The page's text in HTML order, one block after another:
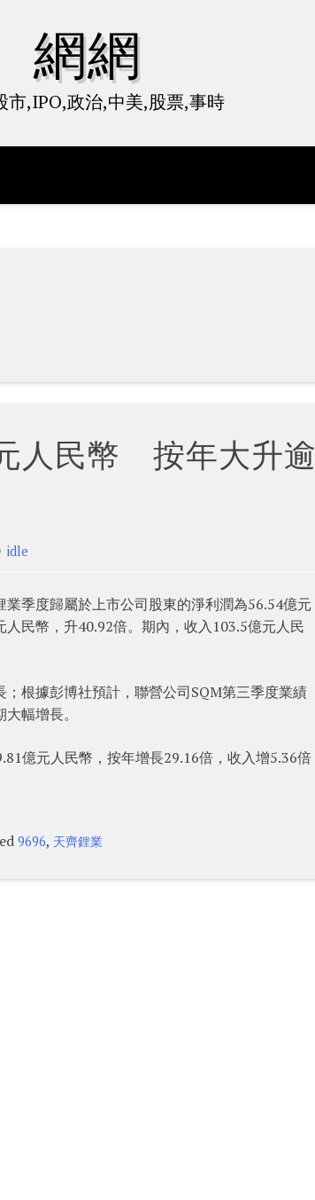
網網
市,IPO,政治,中美,股票,事時
人民幣 按年大升逾
idle
季度歸屬於上市公司股東的淨利潤為56.54億元
民幣，升40.92倍。期內，收入103.5億元人民
根據彭博社預計，聯營公司SQM第三季度業績
幅增長。
億元人民幣，按年增長29.16倍，收入增5.36倍
9696, 天齊鋰業